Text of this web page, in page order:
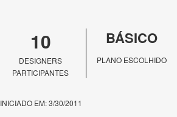
10
DESIGNERS
PARTICIPANTES
BÁSICO
PLANO ESCOLHIDO
INICIADO EM: 3/30/2011